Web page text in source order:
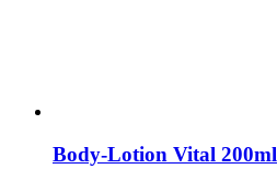
Body-Lotion Vital 200ml